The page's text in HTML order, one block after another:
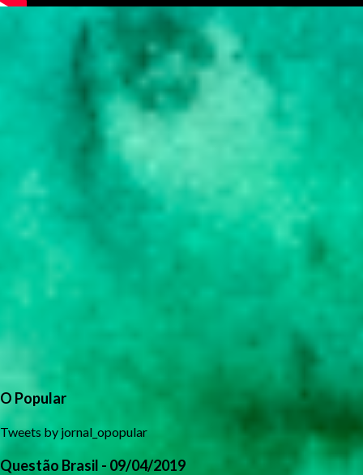
O Popular
Tweets by jornal_opopular
Questão Brasil - 09/04/2019